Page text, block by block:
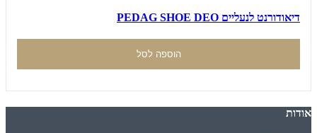
דיאודורנט לנעליים PEDAG SHOE DEO
הוספה לסל
אודות